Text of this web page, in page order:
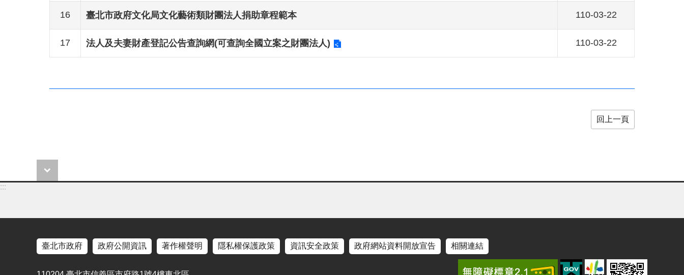
16 臺北市政府文化局文化藝術類財團法人捐助章程範本 110-03-22
17 法人及夫妻財產登記公告查詢網(可查詢全國立案之財團法人) 110-03-22
回上一頁
:::
臺北市政府 政府公開資訊 著作權聲明 隱私權保護政策 資訊安全政策 政府網站資料開放宣告 相關連結